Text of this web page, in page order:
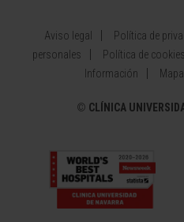
Aviso legal Política de
personales
Política de cookies
Información
© CLÍNICA